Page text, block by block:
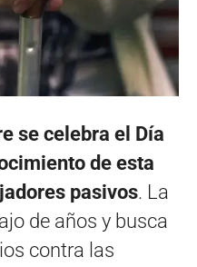
se celebra el Día
de esta
pasivos. La
de años y busca
contra las